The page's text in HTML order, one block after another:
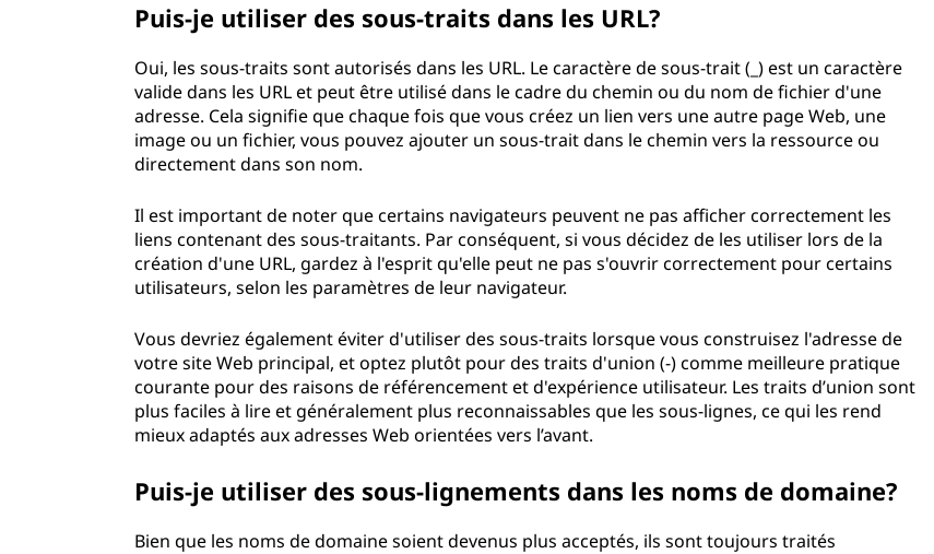
Puis-je utiliser des sous-traits dans les URL?
Oui, les sous-traits sont autorisés dans les URL. Le caractère de sous-trait (_) est un caractère
valide dans les URL et peut être utilisé dans le cadre du chemin ou du nom de fichier d'une
adresse. Cela signifie que chaque fois que vous créez un lien vers une autre page Web, une
image ou un fichier, vous pouvez ajouter un sous-trait dans le chemin vers la ressource ou
directement dans son nom.
Il est important de noter que certains navigateurs peuvent ne pas afficher correctement les
liens contenant des sous-traitants. Par conséquent, si vous décidez de les utiliser lors de la
création d'une URL, gardez à l'esprit qu'elle peut ne pas s'ouvrir correctement pour certains
utilisateurs, selon les paramètres de leur navigateur.
Vous devriez également éviter d'utiliser des sous-traits lorsque vous construisez l'adresse de
votre site Web principal, et optez plutôt pour des traits d'union (-) comme meilleure pratique
courante pour des raisons de référencement et d'expérience utilisateur. Les traits d’union sont
plus faciles à lire et généralement plus reconnaissables que les sous-lignes, ce qui les rend
mieux adaptés aux adresses Web orientées vers l’avant.
Puis-je utiliser des sous-lignements dans les noms de domaine?
Bien que les noms de domaine soient devenus plus acceptés, ils sont toujours traités